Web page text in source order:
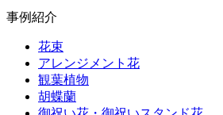
事例紹介
花束
アレンジメント花
観葉植物
胡蝶蘭